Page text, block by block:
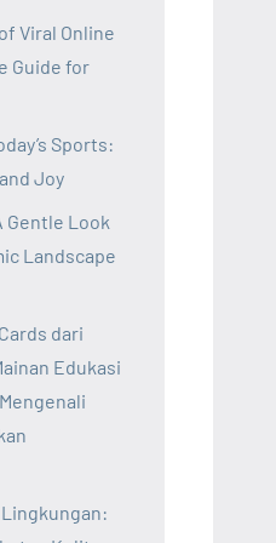
Viral Online
Guide for
Sports:
Joy
Gentle Look
Landscape
dari
Edukasi